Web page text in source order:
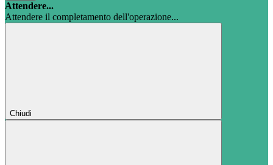
Attendere...
Attendere il completamento dell'operazione...
Chiudi